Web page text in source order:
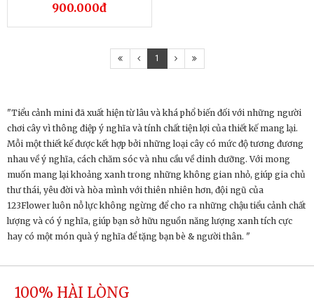
900.000đ
1
"Tiểu cảnh mini đã xuất hiện từ lâu và khá phổ biến đối với những người
chơi cây vì thông điệp ý nghĩa và tính chất tiện lợi của thiết kế mang lại.
Mỗi một thiết kế được kết hợp bởi những loại cây có mức độ tương đương
nhau về ý nghĩa, cách chăm sóc và nhu cầu về dinh dưỡng. Với mong
muốn mang lại khoảng xanh trong những không gian nhỏ, giúp gia chủ
thư thái, yêu đời và hòa mình với thiên nhiên hơn, đội ngũ của
123Flower luôn nỗ lực không ngừng để cho ra những chậu tiểu cảnh chất
lượng và có ý nghĩa, giúp bạn sở hữu nguồn năng lượng xanh tích cực
hay có một món quà ý nghĩa để tặng bạn bè & người thân. "
100% HÀI LÒNG